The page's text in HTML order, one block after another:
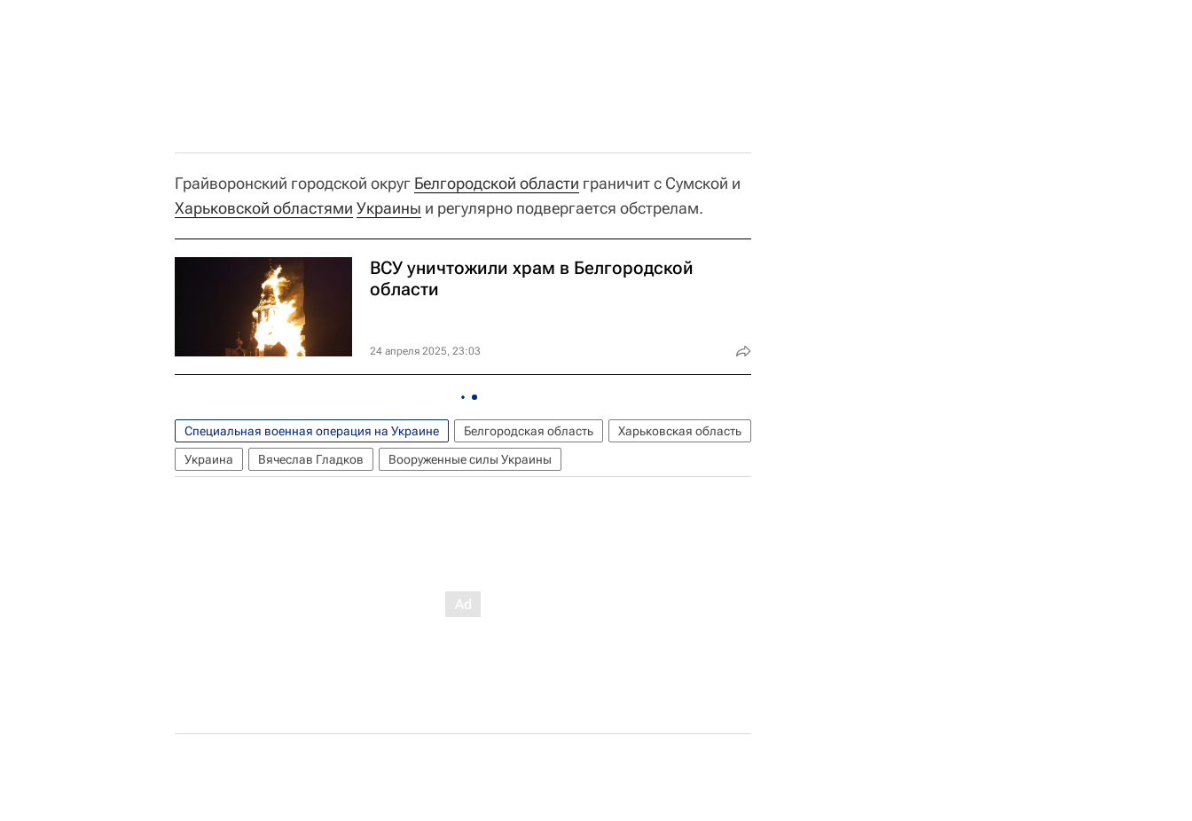
Грайворонский городской округ Белгородской области граничит с Сумской и
Харьковской областями Украины и регулярно подвергается обстрелам.
ВСУ уничтожили храм в Белгородской
области
24 апреля 2025, 23:03
Специальная военная операция на Украине Белгородская область
Харьковская область
Украина
Вячеслав Гладков Вооруженные силы Украины